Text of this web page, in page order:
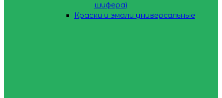
шифера)
Краски и эмали универсальные